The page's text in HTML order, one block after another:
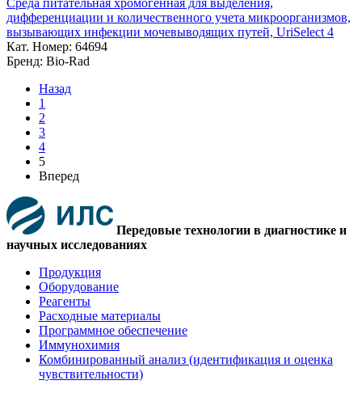
дифференциации и количественного учета микроорганизмов,
вызывающих инфекции мочевыводящих путей, UriSelect 4
Кат. Номер: 64694
Бренд: Bio-Rad
Назад
1
2
3
4
5
Вперед
Передовые технологии в диагностике и
научных исследованиях
Продукция
Оборудование
Реагенты
Расходные материалы
Программное обеспечение
Иммунохимия
Комбинированный анализ (идентификация и оценка
чувствительности)